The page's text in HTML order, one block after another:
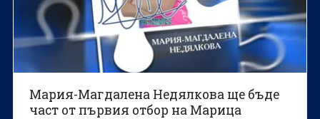
Мария-Магдалена Недялкова ще бъде
част от първия отбор на Марица